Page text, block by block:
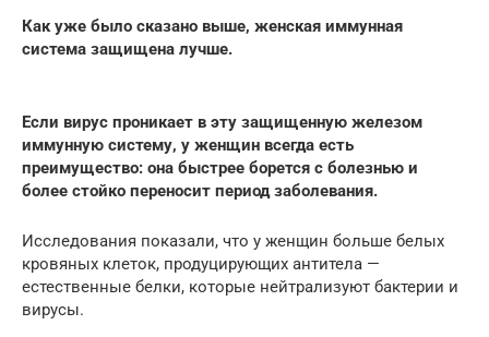
Как уже было сказано выше, женская иммунная
система защищена лучше.
Если вирус проникает в эту защищенную железом
иммунную систему, у женщин всегда есть
преимущество: она быстрее борется с болезнью и
более стойко переносит период заболевания.
Исследования показали, что у женщин больше белых
кровяных клеток, продуцирующих антитела —
естественные белки, которые нейтрализуют бактерии и
вирусы.